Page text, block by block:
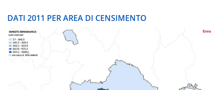
DATI 2011 PER AREA DI CENSIMENTO